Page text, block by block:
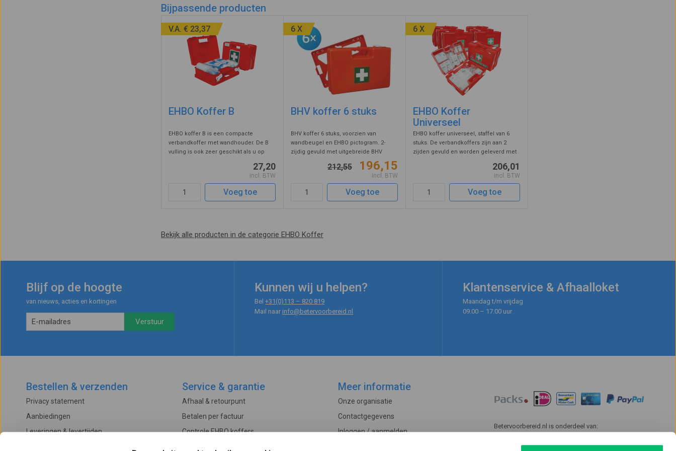
Bijpassende producten
V.A. € 23,37
EHBO Koffer B
EHBO koffer B is een compacte
verbandkoffer met wandhouder. De B
vulling is ook zeer geschikt als u op
ehbo koffer voor bedrijfsvoertuigen. De
verbandkoffer heeft een royale ...
27,20
incl. BTW
Voeg toe
6 X
BHV koffer 6 stuks
BHV koffer 6 stuks, voorzien van
wandbeugel en EHBO pictogram. 2-
zijdig gevuld met uitgebreide BHV
inhoud met pleisters, windsels,
kompressen, snelverbanden, ideaal
zwachtels, verbandschaar, pincet,
beademingsdoekje ...
212,55 196,15
incl. BTW
Voeg toe
6 X
EHBO Koffer
Universeel
EHBO koffer universeel, staffel van 6
stuks. De verbandkoffers zijn aan 2
zijden gevuld en worden geleverd met
basis vulling verbandmiddelen voor het
behandelen van alle standaa ...
206,01
incl. BTW
Voeg toe
Bekijk alle producten in de categorie EHBO Koffer
Blijf op de hoogte
van nieuws, acties en kortingen
Kunnen wij u helpen?
Bel+31(0)113 – 820 819
Mail naar info@betervoorbereid.nl
Klantenservice & Afhaalloket
Maandag t/m vrijdag
09.00 – 17.00 uur
Bestellen & verzenden
Privacy statement
Aanbiedingen
Leveringen & levertijden
Service & garantie
Afhaal & retourpunt
Betalen per factuur
Controle EHBO koffers
Meer informatie
Onze organisatie
Contactgegevens
Inloggen / aanmelden
Betervoorbereid.nl is onderdeel van: